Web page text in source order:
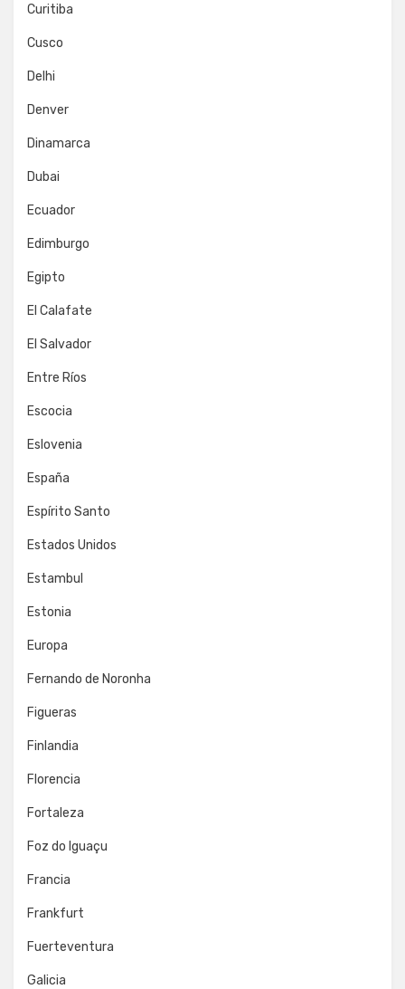
Curitiba
Cusco
Delhi
Denver
Dinamarca
Dubai
Ecuador
Edimburgo
Egipto
El Calafate
El Salvador
Entre Ríos
Escocia
Eslovenia
España
Espírito Santo
Estados Unidos
Estambul
Estonia
Europa
Fernando de Noronha
Figueras
Finlandia
Florencia
Fortaleza
Foz do Iguaçu
Francia
Frankfurt
Fuerteventura
Galicia